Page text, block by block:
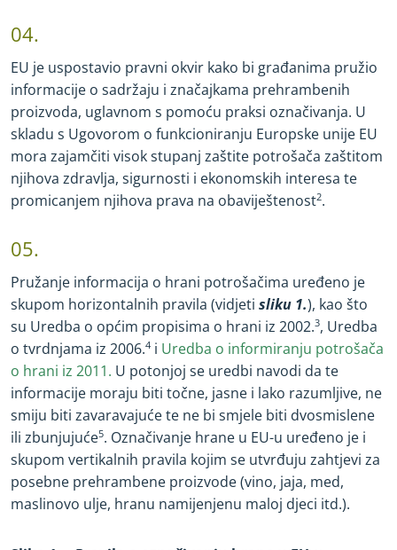
04.
EU je uspostavio pravni okvir kako bi građanima pružio
informacije o sadržaju i značajkama prehrambenih
proizvoda, uglavnom s pomoću praksi označivanja. U
skladu s Ugovorom o funkcioniranju Europske unije EU
mora zajamčiti visok stupanj zaštite potrošača zaštitom
njihova zdravlja, sigurnosti i ekonomskih interesa te
promicanjem njihova prava na obaviještenost2.
05.
Pružanje informacija o hrani potrošačima uređeno je
skupom horizontalnih pravila (vidjeti sliku 1.), kao što
su Uredba o općim propisima o hrani iz 2002.3, Uredba
o tvrdnjama iz 2006.4 i Uredba o informiranju potrošača
o hrani iz 2011. U potonjoj se uredbi navodi da te
informacije moraju biti točne, jasne i lako razumljive, ne
smiju biti zavaravajuće te ne bi smjele biti dvosmislene
ili zbunjujuće5. Označivanje hrane u EU-u uređeno je i
skupom vertikalnih pravila kojim se utvrđuju zahtjevi za
posebne prehrambene proizvode (vino, jaja, med,
maslinovo ulje, hranu namijenjenu maloj djeci itd.).